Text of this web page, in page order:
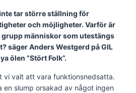
tar större ställning för
och möjligheter. Varför är
grupp människor som utestängs
säger Anders Westgerd på GIL
ölen ”Stört Folk”.
vi valt att vara funktionsnedsatta.
en slump orsakad av något ingen